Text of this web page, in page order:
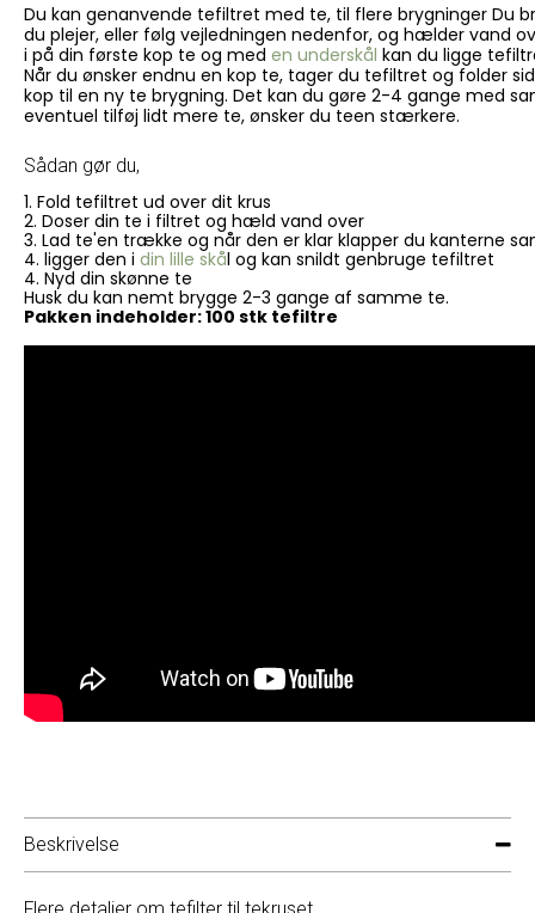
Du kan genanvende tefiltret med te, til flere brygninger Du
du plejer, eller følg vejledningen nedenfor, og hælder vand
i på din første kop te og med en underskål kan du ligge
Når du ønsker endnu en kop te, tager du tefiltret og folder
kop til en ny te brygning. Det kan du gøre 2-4 gange med
eventuel tilføj lidt mere te, ønsker du teen stærkere.
Sådan gør du,
1. Fold tefiltret ud over dit krus
2. Doser din te i filtret og hæld vand over
3. Lad te'en trække og når den er klar klapper du kanterne
4. ligger den i din lille skål og kan snildt genbruge tefiltret
4. Nyd din skønne te
Husk du kan nemt brygge 2-3 gange af samme te.
Pakken indeholder: 100 stk tefiltre
Beskrivelse